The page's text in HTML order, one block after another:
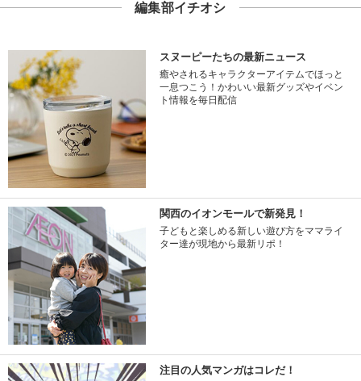
編集部イチオシ
スヌーピーたちの最新ニュース
癒やされるキャラクターアイテムでほっと
一息つこう！かわいい最新グッズやイベン
ト情報を毎日配信
関西のイオンモールで新発見！
子どもと楽しめる新しい遊び方をママライ
ター達が現地から最新リポ！
注目の人気マンガはコレだ！